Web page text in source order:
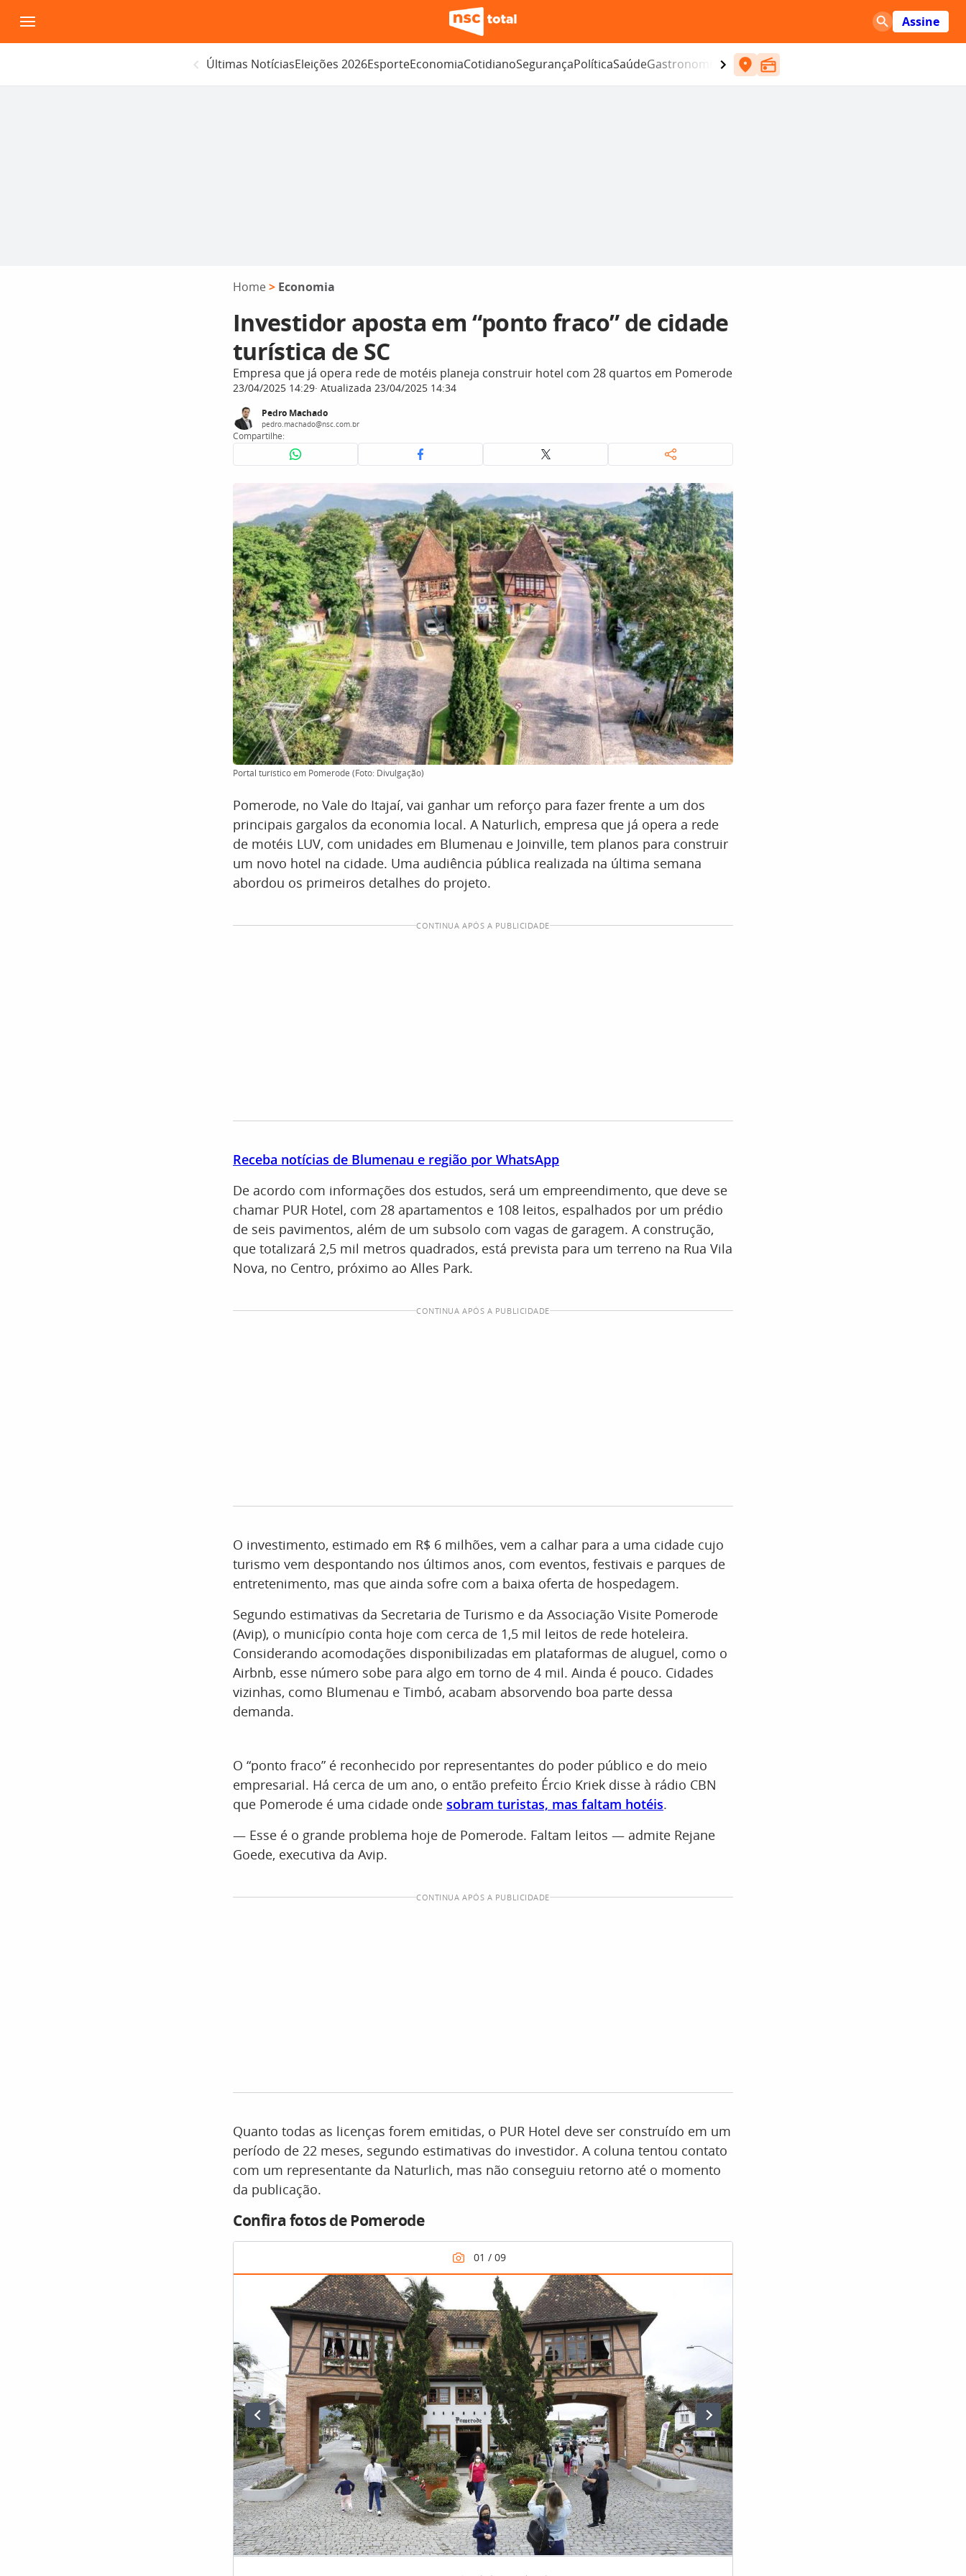
para
o
Assine
Últimas NotíciasEleições 2026EsporteEconomiaCotidianoSegurançaPolíticaSaúdeGastronomia Entretenimento
Home > Economia
Investidor aposta em “ponto fraco” de cidade
turística de SC
Empresa que já opera rede de motéis planeja construir hotel com 28 quartos em Pomerode
23/04/2025 14:29 Atualizada 23/04/2025 14:34
Pedro Machado
pedro.machado@nsc.com.br
Compartilhe:
Portal turístico em Pomerode (Foto: Divulgação)
Pomerode, no Vale do Itajaí, vai ganhar um reforço para fazer frente a um dos
principais gargalos da economia local. A Naturlich, empresa que já opera a rede
de motéis LUV, com unidades em Blumenau e Joinville, tem planos para construir
um novo hotel na cidade. Uma audiência pública realizada na última semana
abordou os primeiros detalhes do projeto.
CONTINUA APÓS A PUBLICIDADE
Receba notícias de Blumenau e região por WhatsApp
De acordo com informações dos estudos, será um empreendimento, que deve se
chamar PUR Hotel, com 28 apartamentos e 108 leitos, espalhados por um prédio
de seis pavimentos, além de um subsolo com vagas de garagem. A construção,
que totalizará 2,5 mil metros quadrados, está prevista para um terreno na Rua Vila
Nova, no Centro, próximo ao Alles Park.
CONTINUA APÓS A PUBLICIDADE
O investimento, estimado em R$ 6 milhões, vem a calhar para a uma cidade cujo
turismo vem despontando nos últimos anos, com eventos, festivais e parques de
entretenimento, mas que ainda sofre com a baixa oferta de hospedagem.
Segundo estimativas da Secretaria de Turismo e da Associação Visite Pomerode
(Avip), o município conta hoje com cerca de 1,5 mil leitos de rede hoteleira.
Considerando acomodações disponibilizadas em plataformas de aluguel, como o
Airbnb, esse número sobe para algo em torno de 4 mil. Ainda é pouco. Cidades
vizinhas, como Blumenau e Timbó, acabam absorvendo boa parte dessa
demanda.
O “ponto fraco” é reconhecido por representantes do poder público e do meio
empresarial. Há cerca de um ano, o então prefeito Ércio Kriek disse à rádio CBN
que Pomerode é uma cidade onde sobram turistas, mas faltam hotéis.
— Esse é o grande problema hoje de Pomerode. Faltam leitos — admite Rejane
Goede, executiva da Avip.
CONTINUA APÓS A PUBLICIDADE
Quanto todas as licenças forem emitidas, o PUR Hotel deve ser construído em um
período de 22 meses, segundo estimativas do investidor. A coluna tentou contato
com um representante da Naturlich, mas não conseguiu retorno até o momento
da publicação.
Confira fotos de Pomerode